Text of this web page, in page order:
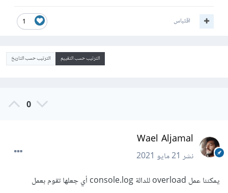
1 اقتباس
الترتيب حسب التقييم الترتيب حسب التاريخ
0
Wael Aljamal
نشر21 مايو 2021
يمكننا عمل overload للدالة console.log أي جعلها تقوم بعمل